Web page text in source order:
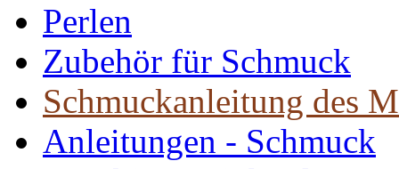
Perlen
Zubehör für Schmuck
Schmuckanleitung des
Anleitungen - Schmuck